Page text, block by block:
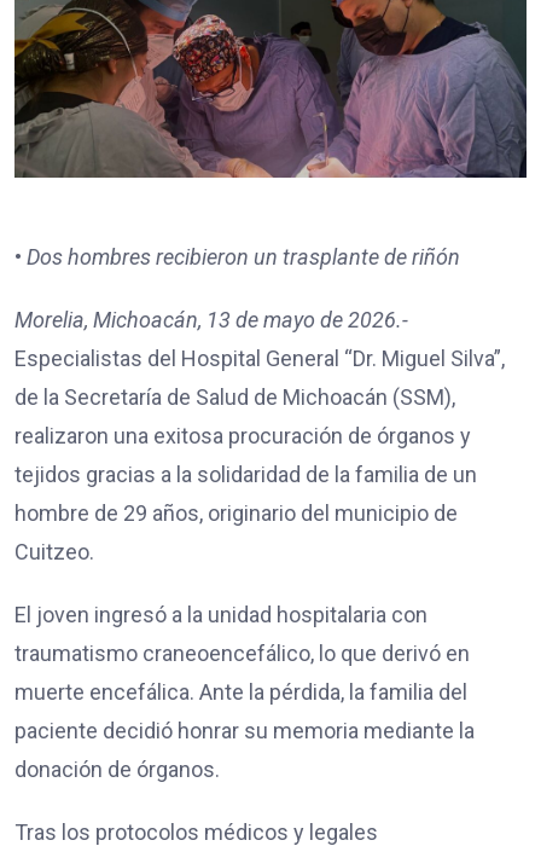
• Dos hombres recibieron un trasplante de riñón
Morelia, Michoacán, 13 de mayo de 2026.-
Especialistas del Hospital General “Dr. Miguel Silva”,
de la Secretaría de Salud de Michoacán (SSM),
realizaron una exitosa procuración de órganos y
tejidos gracias a la solidaridad de la familia de un
hombre de 29 años, originario del municipio de
Cuitzeo.
El joven ingresó a la unidad hospitalaria con
traumatismo craneoencefálico, lo que derivó en
muerte encefálica. Ante la pérdida, la familia del
paciente decidió honrar su memoria mediante la
donación de órganos.
Tras los protocolos médicos y legales